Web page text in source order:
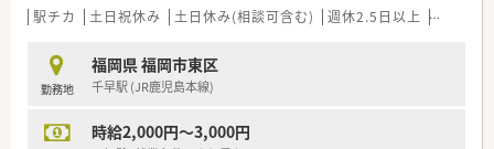
駅チカ 土日祝休み 土日休み(相談可含む) 週休2.5日以上 週32h以
勤務地
福岡県 福岡市東区
千早駅 (JR鹿児島本線)
時給2,000円～3,000円